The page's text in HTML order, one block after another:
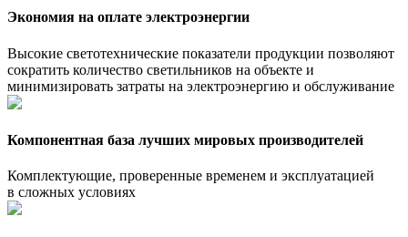
Экономия на оплате электроэнергии
Высокие светотехнические показатели продукции позволяют
сократить количество светильников на объекте и
минимизировать затраты на электроэнергию и обслуживание
Компонентная база лучших мировых производителей
Комплектующие, проверенные временем и эксплуатацией
в сложных условиях